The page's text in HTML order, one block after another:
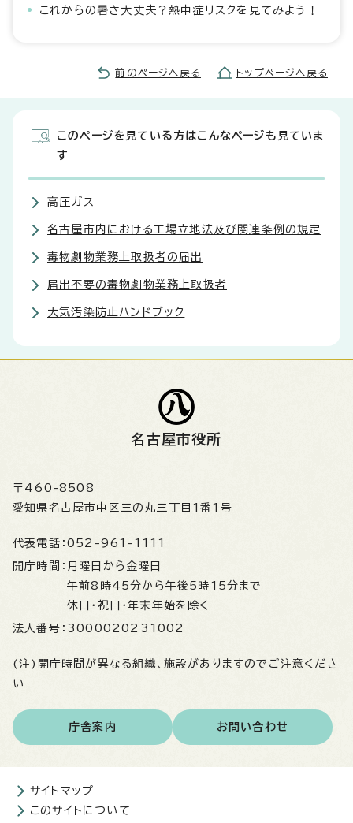
これからの暑さ大丈夫？熱中症リスクを見てみよう！
前のページへ戻る トップページへ戻る
このページを見ている方はこんなページも見ていま
す
高圧ガス
名古屋市内における工場立地法及び関連条例の規定
毒物劇物業務上取扱者の届出
届出不要の毒物劇物業務上取扱者
大気汚染防止ハンドブック
名古屋市役所
〒460-8508
愛知県名古屋市中区三の丸三丁目1番1号
代表電話： 052-961-1111
開庁時間： 月曜日から金曜日
午前8時45分から午後5時15分まで
休日・祝日・年末年始を除く
法人番号： 3000020231002
(注)開庁時間が異なる組織、施設がありますのでご注意くださ
い
庁舎案内 お問い合わせ
サイトマップ
このサイトについて